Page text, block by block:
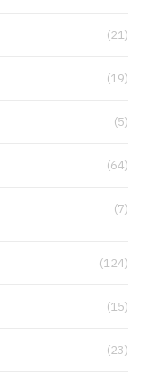
(21)
(19)
(5)
(64)
(7)
(124)
(15)
(23)